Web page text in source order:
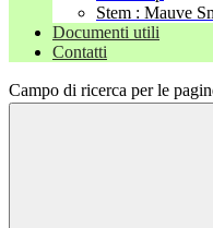
Stem : Mauve
Documenti utili
Contatti
Campo di ricerca per le